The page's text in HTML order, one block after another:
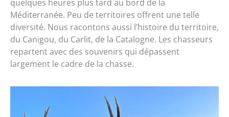
quelques heures plus tard au bord de la
Méditerranée. Peu de territoires offrent une telle
diversité. Nous racontons aussi l’histoire du territoire,
du Canigou, du Carlit, de la Catalogne. Les chasseurs
repartent avec des souvenirs qui dépassent
largement le cadre de la chasse.